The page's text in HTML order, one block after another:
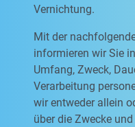
Vernichtung.
Mit der
informieren wir Sie
Umfang, Zweck,
Verarbeitung
wir entweder allein
über die Zwecke